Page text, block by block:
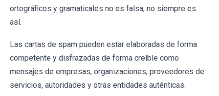
ortográficos y gramaticales no es falsa, no siempre es
así.
Las cartas de spam pueden estar elaboradas de forma
competente y disfrazadas de forma creíble como
mensajes de empresas, organizaciones, proveedores de
servicios, autoridades y otras entidades auténticas.